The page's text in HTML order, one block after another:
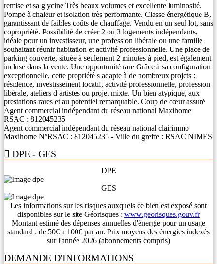
remise et sa glycine Très beaux volumes et excellente luminosité.
Pompe à chaleur et isolation très performante. Classe énergétique B,
garantissant de faibles coûts de chauffage. Vendu en un seul lot, sans
copropriété. Possibilité de créer 2 ou 3 logements indépendants,
idéale pour un investisseur, une profession libérale ou une famille
souhaitant réunir habitation et activité professionnelle. Une place de
parking couverte, située à seulement 2 minutes à pied, est également
incluse dans la vente. Une opportunité rare Grâce à sa configuration
exceptionnelle, cette propriété s adapte à de nombreux projets :
résidence, investissement locatif, activité professionnelle, profession
libérale, ateliers d artistes ou projet mixte. Un bien atypique, aux
prestations rares et au potentiel remarquable. Coup de cœur assuré
Agent commercial indépendant du réseau national Maxihome
RSAC : 812045235
Agent commercial indépendant du réseau national clairimmo
Maxihome N°RSAC : 812045235 - Ville du greffe : RSAC NIMES
DPE - GES
DPE
GES
Les informations sur les risques auxquels ce bien est exposé sont
disponibles sur le site Géorisques : www.georisques.gouv.fr
Montant estimé des dépenses annuelles d'énergie pour un usage
standard : de 50€ a 100€ par an. Prix moyens des énergies indexés
sur l'année 2026 (abonnements compris)
DEMANDE D'INFORMATIONS